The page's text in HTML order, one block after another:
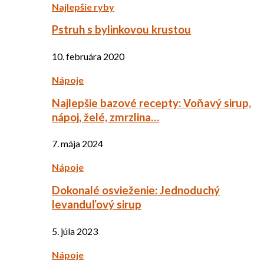
Najlepšie ryby
Pstruh s bylinkovou krustou
10. februára 2020
Nápoje
Najlepšie bazové recepty: Voňavý sirup,
nápoj, želé, zmrzlina…
7. mája 2024
Nápoje
Dokonalé osvieženie: Jednoduchý
levanduľový sirup
5. júla 2023
Nápoje